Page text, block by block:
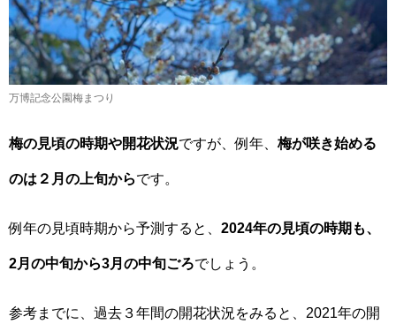
万博記念公園梅まつり
梅の見頃の時期や開花状況ですが、例年、 梅が咲き始める
のは２月の上旬からです。
例年の見頃時期から予測すると、 2024年の見頃の時期も、
2月の中旬から3月の中旬ごろでしょう。
参考までに、過去３年間の開花状況をみると、2021年の開